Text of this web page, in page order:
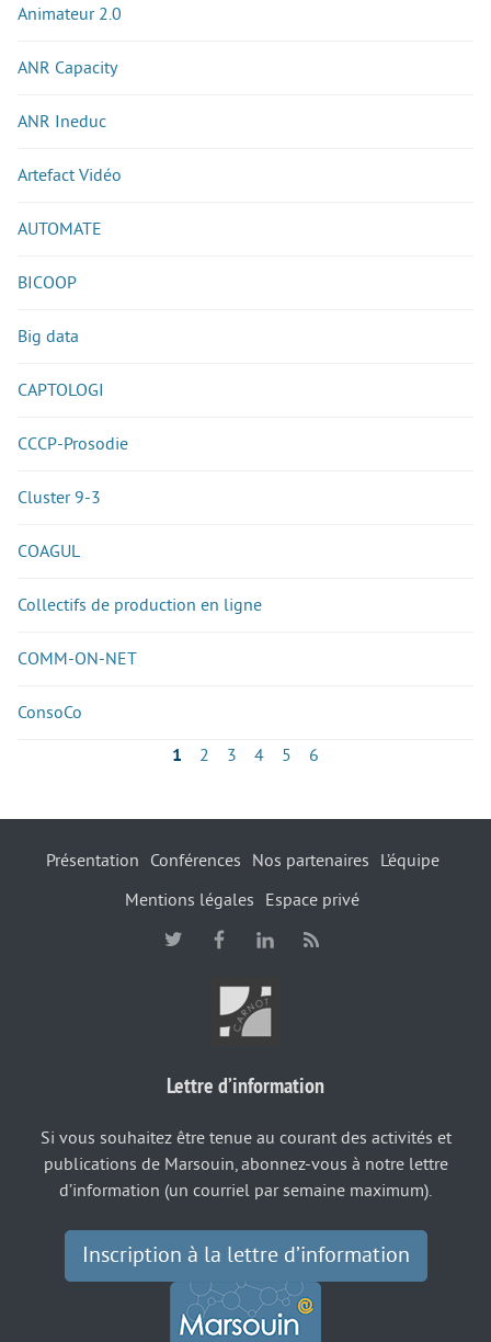
Animateur 2.0
ANR Capacity
ANR Ineduc
Artefact Vidéo
AUTOMATE
BICOOP
Big data
CAPTOLOGI
CCCP-Prosodie
Cluster 9-3
COAGUL
Collectifs de production en ligne
COMM-ON-NET
ConsoCo
1 2 3 4 5 6
Présentation Conférences Nos partenaires
L’équipe
Mentions légales
Espace privé
Lettre d’information
Si vous souhaitez être tenue au courant des activités et
publications de Marsouin, abonnez-vous à notre lettre
d’information (un courriel par semaine maximum).
Inscription à la lettre d’information